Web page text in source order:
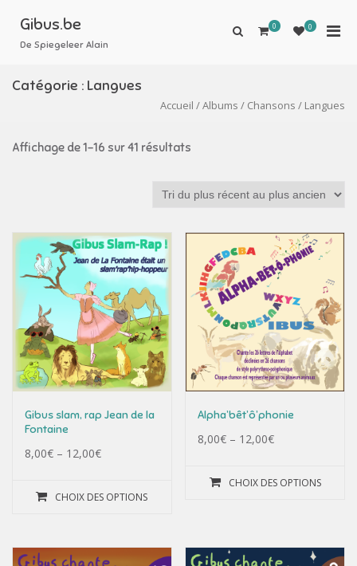
contenu
Gibus.be
De Spiegeleer Alain
Afficher0 0
Catégorie : Langues
Accueil /Albums / Chansons / Langues
Affichage de 1–16 sur 41 résultats
Gibus slam, rap Jean de la
Fontaine
8,00€ – 12,00€
CHOIX DES OPTIONS
Alpha’bêt’ô’phonie
8,00€ – 12,00€
CHOIX DES OPTIONS